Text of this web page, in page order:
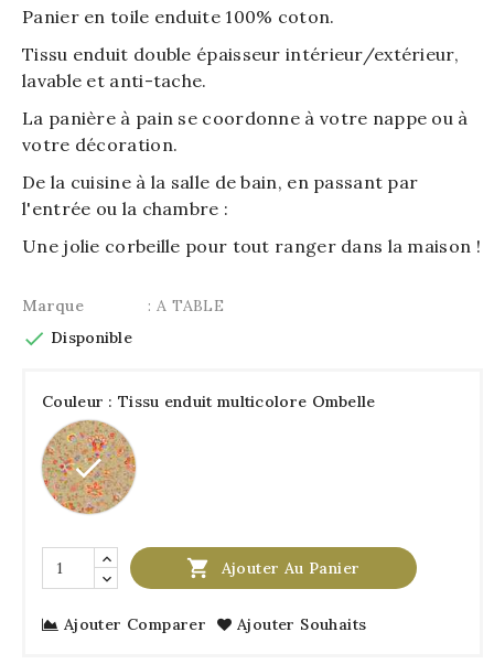
Panier en toile enduite 100% coton.
Tissu enduit double épaisseur intérieur/extérieur,
lavable et anti-tache.
La panière à pain se coordonne à votre nappe ou à
votre décoration.
De la cuisine à la salle de bain, en passant par
l'entrée ou la chambre :
Une jolie corbeille pour tout ranger dans la maison !
Marque : A TABLE
 Disponible
Couleur : Tissu enduit multicolore Ombelle
Ombelle
 Ajouter Au Panier
Ajouter Comparer Ajouter Souhaits